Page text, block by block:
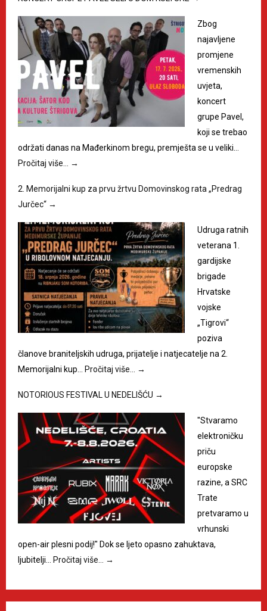
Zbog
najavljene
promjene
vremenskih
uvjeta,
koncert
grupe Pavel,
koji se trebao
održati danas na Mađerkinom bregu, premješta se u veliki…
Pročitaj više…
→
2. Memorijalni kup za prvu žrtvu Domovinskog rata „Predrag
Jurčec“ →
Udruga ratnih
veterana 1.
gardijske
brigade
Hrvatske
vojske
„Tigrovi“
poziva
članove braniteljskih udruga, prijatelje i natjecatelje na 2.
Memorijalni kup… Pročitaj više… →
NOTORIOUS FESTIVAL U NEDELIŠĆU →
"Stvaramo
elektroničku
priču
europske
razine, a SRC
Trate
pretvaramo u
vrhunski
open-air plesni podij!" Dok se ljeto opasno zahuktava,
ljubitelji… Pročitaj više… →